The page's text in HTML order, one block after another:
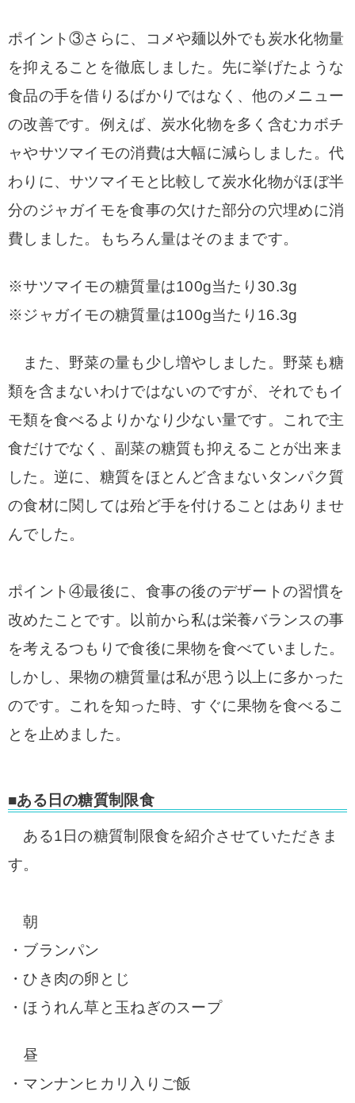
ポイント③さらに、コメや麺以外でも炭水化物量
を抑えることを徹底しました。先に挙げたような
食品の手を借りるばかりではなく、他のメニュー
の改善です。例えば、炭水化物を多く含むカボチ
ャやサツマイモの消費は大幅に減らしました。代
わりに、サツマイモと比較して炭水化物がほぼ半
分のジャガイモを食事の欠けた部分の穴埋めに消
費しました。
もちろん量はそのままです。
※サツマイモの糖質量は100g当たり30.3g
※ジャガイモの糖質量は100g当たり16.3g
また、野菜の量も少し増やしました。野菜も糖
類を含まないわけではないのですが、それでもイ
モ類を食べるよりかなり少ない量です。これで主
食だけでなく、副菜の糖質も抑えることが出来ま
した。逆に、糖質をほとんど含まないタンパク質
の食材に関しては殆ど手を付けることはありませ
んでした。
ポイント④最後に、食事の後のデザートの習慣を
改めたことです。以前から私は栄養バランスの事
を考えるつもりで食後に果物を食べていました。
しかし、果物の糖質量は私が思う以上に多かった
のです。 これを知った時、すぐに果物を食べるこ
とを止めました。
■ある日の糖質制限食
ある1日の糖質制限食を紹介させていただきま
す。
朝
・ブランパン
・ひき肉の卵とじ
・ほうれん草と玉ねぎのスープ
昼
・マンナンヒカリ入りご飯